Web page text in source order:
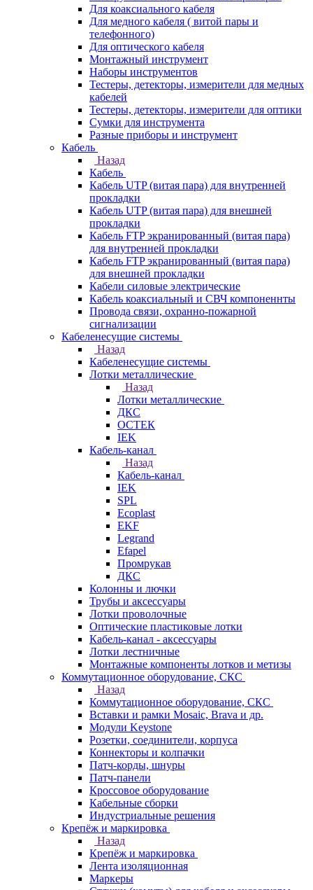
Для коаксиального кабеля
Для медного кабеля ( витой пары и
телефонного)
Для оптического кабеля
Монтажный инструмент
Наборы инструментов
Тестеры, детекторы, измерители для медных
кабелей
Тестеры, детекторы, измерители для оптики
Сумки для инструмента
Разные приборы и инструмент
Кабель
Назад
Кабель
Кабель UTP (витая пара) для внутренней
прокладки
Кабель UTP (витая пара) для внешней
прокладки
Кабель FTP экранированный (витая пара)
для внутренней прокладки
Кабель FTP экранированный (витая пара)
для внешней прокладки
Кабели силовые электрические
Кабель коаксиальный и СВЧ компоненнты
Провода связи, охранно-пожарной
сигнализации
Кабеленесущие системы
Назад
Кабеленесущие системы
Лотки металлические
Назад
Лотки металлические
ДКС
ОСТЕК
IEK
Кабель-канал
Назад
Кабель-канал
IEK
SPL
Ecoplast
EKF
Legrand
Efapel
Промрукав
ДКС
Колонны и лючки
Трубы и аксессуары
Лотки проволочные
Оптические пластиковые лотки
Кабель-канал - аксессуары
Лотки лестничные
Монтажные компоненты лотков и метизы
Коммутационное оборудование, СКС
Назад
Коммутационное оборудование, СКС
Вставки и рамки Mosaic, Brava и др.
Модули Keystone
Розетки, соединители, корпуса
Коннекторы и колпачки
Патч-корды, шнуры
Патч-панели
Кроссовое оборудование
Кабельные сборки
Индустриальные решения
Крепёж и маркировка
Назад
Крепёж и маркировка
Лента изоляционная
Маркеры